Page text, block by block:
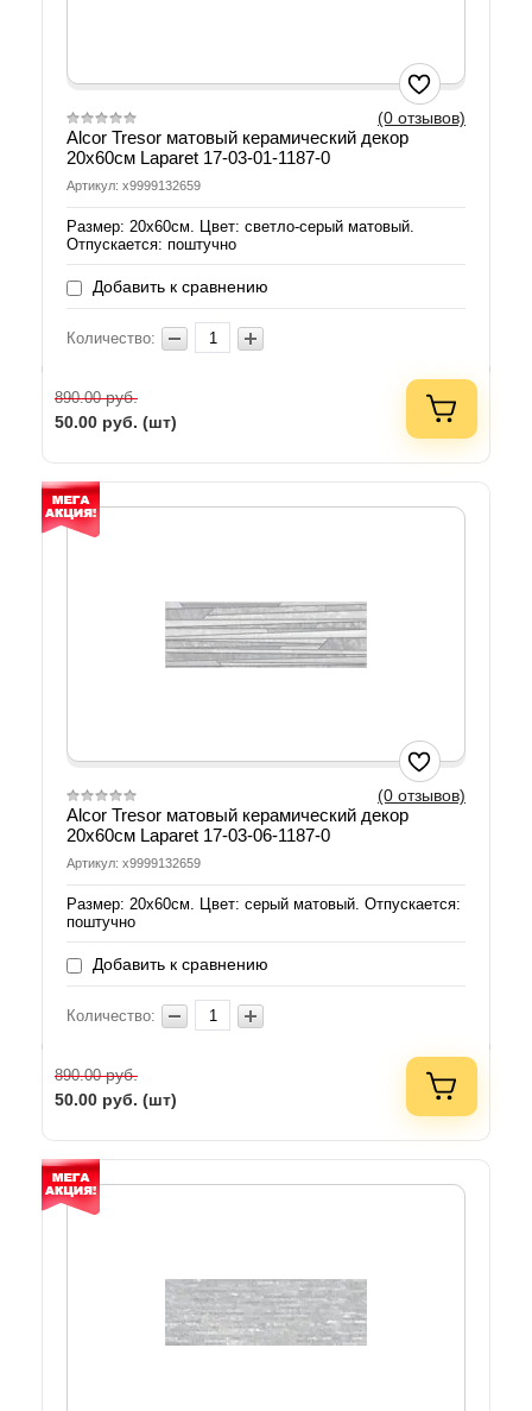
(0 отзывов)
Alcor Tresor матовый керамический декор
20x60см Laparet 17-03-01-1187-0
Артикул: х9999132659
Размер: 20х60см. Цвет: светло-серый матовый.
Отпускается: поштучно
Добавить к сравнению
Количество:
890.00руб.
50.00 руб. (шт)
(0 отзывов)
Alcor Tresor матовый керамический декор
20x60см Laparet 17-03-06-1187-0
Артикул: х9999132659
Размер: 20х60см. Цвет: серый матовый. Отпускается:
поштучно
Добавить к сравнению
Количество:
890.00руб.
50.00 руб. (шт)